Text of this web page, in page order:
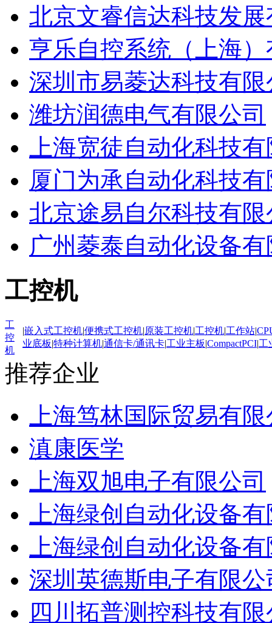
北京文睿信达科技发
亨乐自控系统（上海
深圳市易菱达科技有限
潍坊润德电气有限公司
上海宽徒自动化科技
厦门为承自动化科技
北京途易自尔科技有限
广州菱泰自动化设备
工控机
工
控
机
|嵌入式工控机|便携式工控机|原装工控机|工控机|工作站|
业底板|特种计算机|通信卡/通讯卡|工业主板|CompactPCI|工
推荐企业
上海笃林国际贸易有
滇康医学
上海双旭电子有限公司
上海绿创自动化设备
上海绿创自动化设备
深圳英德斯电子有限公
四川拓普测控科技有